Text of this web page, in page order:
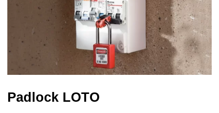
Padlock LOTO